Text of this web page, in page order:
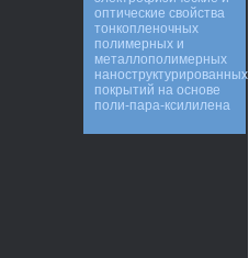
оптические свойства
тонкопленочных
полимерных и
металлополимерных
наноструктурированных
покрытий на основе
поли-пара-ксилилена